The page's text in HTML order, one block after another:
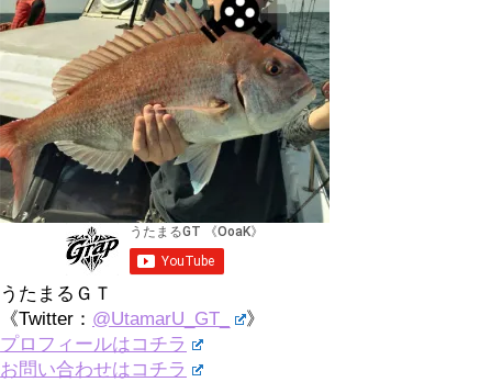
うたまるＧＴ
《Twitter： @UtamarU_GT_
》
プロフィールはコチラ
お問い合わせはコチラ